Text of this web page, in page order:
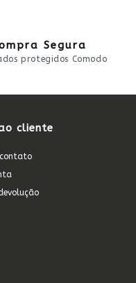
Segura
protegidos Comodo
cliente